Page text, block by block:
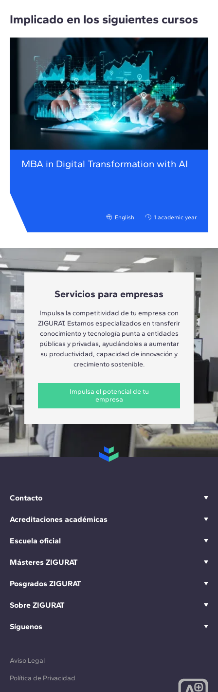
Implicado en los siguientes cursos
MBA in Digital Transformation with AI
English 1 academic year
Servicios para empresas
Impulsa la competitividad de tu empresa con
ZIGURAT. Estamos especializados en transferir
conocimiento y tecnología punta a entidades
públicas y privadas, ayudándoles a aumentar
su productividad, capacidad de innovación y
crecimiento sostenible.
Impulsa el potencial de tu
empresa
Contacto
Acreditaciones académicas
Escuela oficial
Másteres ZIGURAT
Posgrados ZIGURAT
Sobre ZIGURAT
Síguenos
Aviso Legal
Política de Privacidad